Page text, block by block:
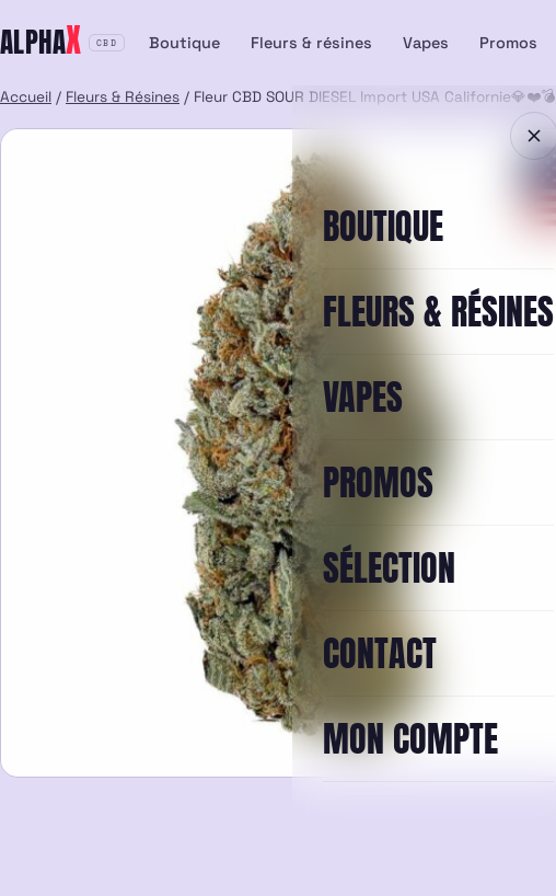
au
ALPHAX CBD Boutique Fleurs & résines Vapes Promos
BOUTIQUE
FLEURS & RÉSINES
VAPES
PROMOS
SÉLECTION
CONTACT
MON COMPTE
Accueil / Fleurs & Résines / Fleur CBD SOUR DIESEL Import USA Californie💎❤️💣